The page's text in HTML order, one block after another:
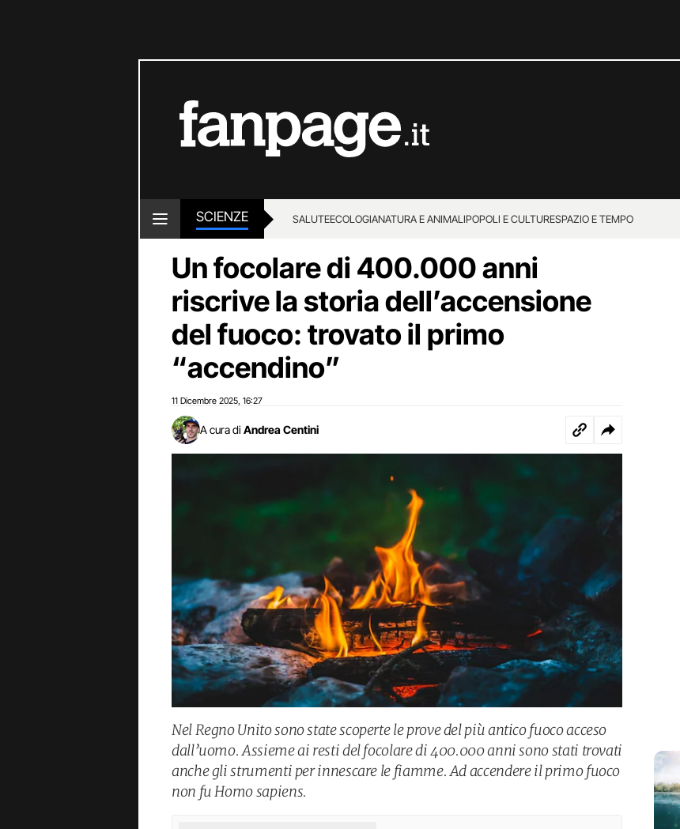
SCIENZE SALUTEECOLOGIANATURA E ANIMALIPOPOLI E CULTURESPAZIO E TEMPO
Un focolare di 400.000 anni
riscrive la storia dell’accensione
del fuoco: trovato il primo
“accendino”
11 Dicembre 2025 16:27
A cura di Andrea Centini
Nel Regno Unito sono state scoperte le prove del più antico fuoco acceso
dall’uomo. Assieme ai resti del focolare di 400.000 anni sono stati trovati
anche gli strumenti per innescare le fiamme. Ad accendere il primo fuoco
non fu Homo sapiens.